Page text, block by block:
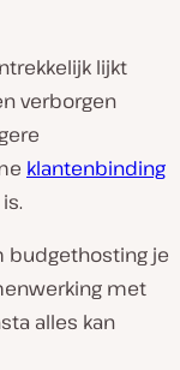
lijkt
verborgen
klantenbinding
budgethosting je
met
alles kan